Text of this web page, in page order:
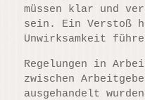
müssen klar und
sein. Ein Verstoß
Unwirksamkeit
Regelungen in
zwischen
ausgehandelt